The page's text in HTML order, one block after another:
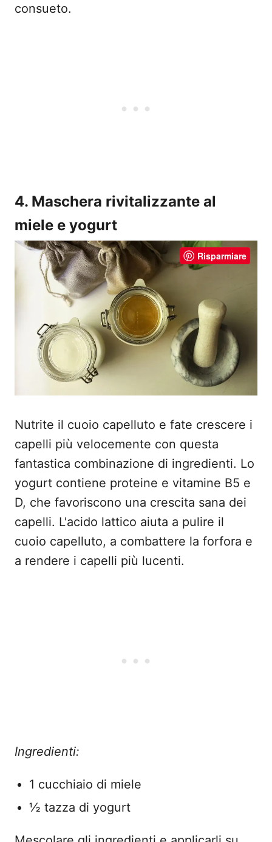
consueto.
4. Maschera rivitalizzante al
miele e yogurt
Risparmiare
Nutrite il cuoio capelluto e fate crescere i
capelli più velocemente con questa
fantastica combinazione di ingredienti. Lo
yogurt contiene proteine e vitamine B5 e
D, che favoriscono una crescita sana dei
capelli. L'acido lattico aiuta a pulire il
cuoio capelluto, a combattere la forfora e
a rendere i capelli più lucenti.
Ingredienti:
1 cucchiaio di miele
½ tazza di yogurt